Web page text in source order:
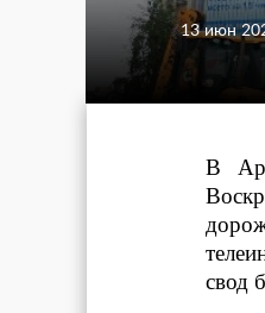
13 июн
В
свод